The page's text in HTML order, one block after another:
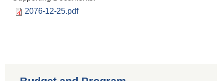
2076-12-25.pdf